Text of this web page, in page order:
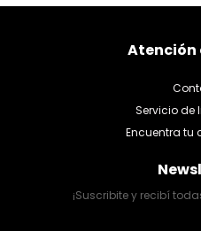
Atención
Servicio de
Encuentra tu
¡Suscribite y recibí